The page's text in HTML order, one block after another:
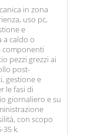
in zona
uso pc,
e
a caldo o
componenti
pezzi grezzi ai
post-
gestione e
le fasi di
giornaliero e su
con scopo
35 k.